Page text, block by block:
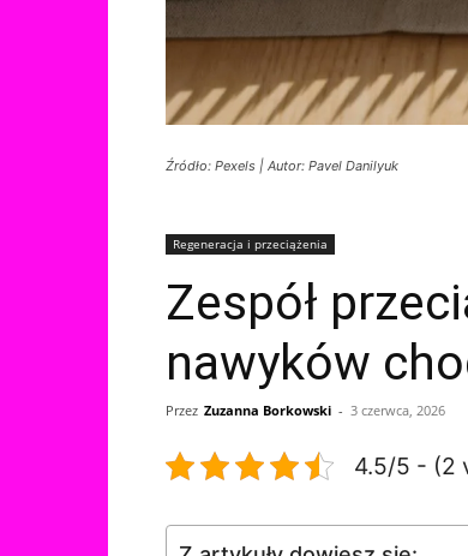
Źródło: Pexels | Autor: Pavel Danilyuk
Regeneracja i przeciążenia
Zespół
nawyków
Przez Zuzanna Borkowski - 3 czerwca, 2026
4.5/5 - (2